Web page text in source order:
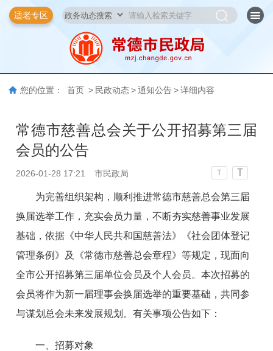
适老专区
您的位置： 首页 > 民政动态 > 通知公告 > 详细内容
常德市慈善总会关于公开招募第三届
会员的公告
2026-01-28 17:21 市民政局 T T
为完善组织架构，顺利推进常德市慈善总会第三届
换届选举工作，充实会员力量，不断夯实慈善事业发展
基础，依据《中华人民共和国慈善法》《社会团体登记
管理条例》及《常德市慈善总会章程》等规定，现面向
全市公开招募第三届单位会员及个人会员。本次招募的
会员将作为新一届理事会换届选举的重要基础，共同参
与谋划总会未来发展规划。有关事项公告如下：
一、招募对象